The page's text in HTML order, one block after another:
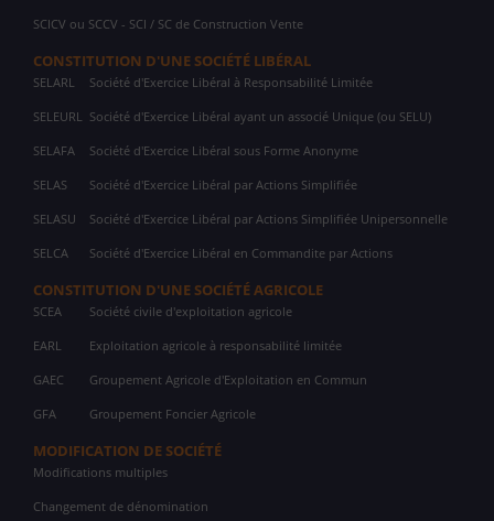
SCICV ou SCCV - SCI / SC de Construction Vente
CONSTITUTION D'UNE SOCIÉTÉ LIBÉRAL
SELARL Société d'Exercice Libéral à Responsabilité Limitée
SELEURL Société d'Exercice Libéral ayant un associé Unique (ou SELU)
SELAFA Société d'Exercice Libéral sous Forme Anonyme
SELAS Société d'Exercice Libéral par Actions Simplifiée
SELASU Société d'Exercice Libéral par Actions Simplifiée Unipersonnelle
SELCA Société d'Exercice Libéral en Commandite par Actions
CONSTITUTION D'UNE SOCIÉTÉ AGRICOLE
SCEA Société civile d'exploitation agricole
EARL Exploitation agricole à responsabilité limitée
GAEC Groupement Agricole d'Exploitation en Commun
GFA Groupement Foncier Agricole
MODIFICATION DE SOCIÉTÉ
Modifications multiples
Changement de dénomination